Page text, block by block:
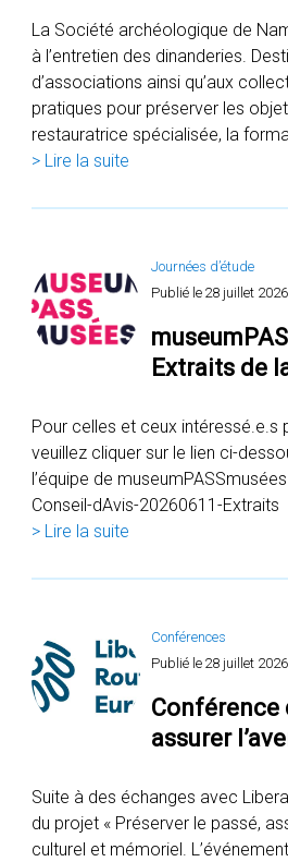
La Société archéologique de
à l’entretien des dinanderies.
d’associations ainsi qu’aux
pratiques pour préserver les
restauratrice spécialisée, la
> Lire la suite
Journées d’étude
Publié le 28 juillet 2026
Extraits de
Pour celles et ceux intéressé.e.s
veuillez cliquer sur le lien ci-
l’équipe de
Conseil-dAvis-20260611-Extraits
> Lire la suite
Conférences
Publié le 28 juillet 2026
Conférence
assurer
Suite à des échanges avec
du projet « Préserver le passé,
culturel et mémoriel.